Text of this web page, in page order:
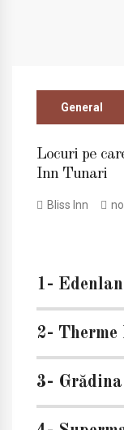
General
Locuri pe
Inn Tunari
Bliss Inn
1-
2-
3-